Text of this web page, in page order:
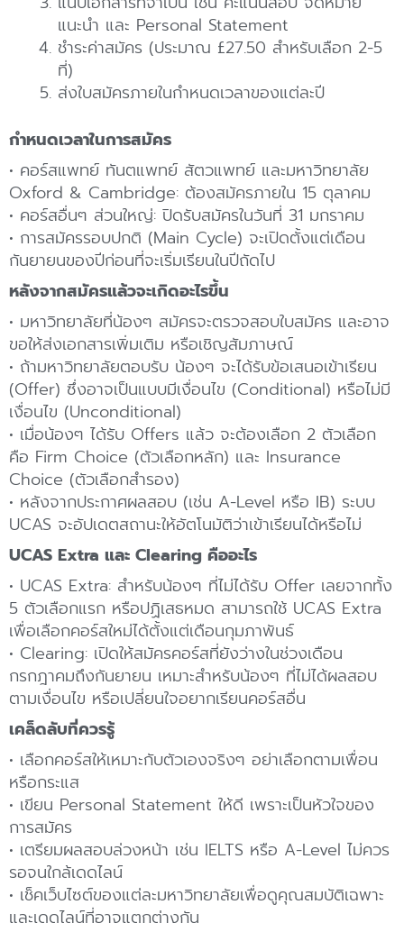
แนะนำ และ Personal Statement
ชำระค่าสมัคร (ประมาณ £27.50 สำหรับเลือก 2-5
ที่)
ส่งใบสมัครภายในกำหนดเวลาของแต่ละปี
กำหนดเวลาในการสมัคร
• คอร์สแพทย์ ทันตแพทย์ สัตวแพทย์ และมหาวิทยาลัย
Oxford & Cambridge: ต้องสมัครภายใน 15 ตุลาคม
• คอร์สอื่นๆ ส่วนใหญ่: ปิดรับสมัครในวันที่ 31 มกราคม
• การสมัครรอบปกติ (Main Cycle) จะเปิดตั้งแต่เดือน
กันยายนของปีก่อนที่จะเริ่มเรียนในปีถัดไป
หลังจากสมัครแล้วจะเกิดอะไรขึ้น
• มหาวิทยาลัยที่น้องๆ สมัครจะตรวจสอบใบสมัคร และอาจ
ขอให้ส่งเอกสารเพิ่มเติม หรือเชิญสัมภาษณ์
• ถ้ามหาวิทยาลัยตอบรับ น้องๆ จะได้รับข้อเสนอเข้าเรียน
(Offer) ซึ่งอาจเป็นแบบมีเงื่อนไข (Conditional) หรือไม่มี
เงื่อนไข (Unconditional)
• เมื่อน้องๆ ได้รับ Offers แล้ว จะต้องเลือก 2 ตัวเลือก
คือ Firm Choice (ตัวเลือกหลัก) และ Insurance
Choice (ตัวเลือกสำรอง)
• หลังจากประกาศผลสอบ (เช่น A-Level หรือ IB) ระบบ
UCAS จะอัปเดตสถานะให้อัตโนมัติว่าเข้าเรียนได้หรือไม่
UCAS Extra และ Clearing คืออะไร
• UCAS Extra: สำหรับน้องๆ ที่ไม่ได้รับ Offer เลยจากทั้ง
5 ตัวเลือกแรก หรือปฏิเสธหมด สามารถใช้ UCAS Extra
เพื่อเลือกคอร์สใหม่ได้ตั้งแต่เดือนกุมภาพันธ์
• Clearing: เปิดให้สมัครคอร์สที่ยังว่างในช่วงเดือน
กรกฎาคมถึงกันยายน เหมาะสำหรับน้องๆ ที่ไม่ได้ผลสอบ
ตามเงื่อนไข หรือเปลี่ยนใจอยากเรียนคอร์สอื่น
เคล็ดลับที่ควรรู้
• เลือกคอร์สให้เหมาะกับตัวเองจริงๆ อย่าเลือกตามเพื่อน
หรือกระแส
• เขียน Personal Statement ให้ดี เพราะเป็นหัวใจของ
การสมัคร
• เตรียมผลสอบล่วงหน้า เช่น IELTS หรือ A-Level ไม่ควร
รอจนใกล้เดดไลน์
• เช็คเว็บไซต์ของแต่ละมหาวิทยาลัยเพื่อดูคุณสมบัติเฉพาะ
และเดดไลน์ที่อาจแตกต่างกัน